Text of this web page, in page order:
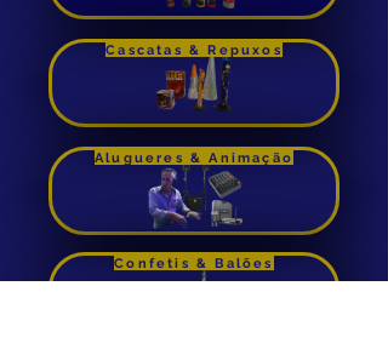
Comprar
Cascatas & Repuxos
Alugueres & Animação
Confetis & Balões